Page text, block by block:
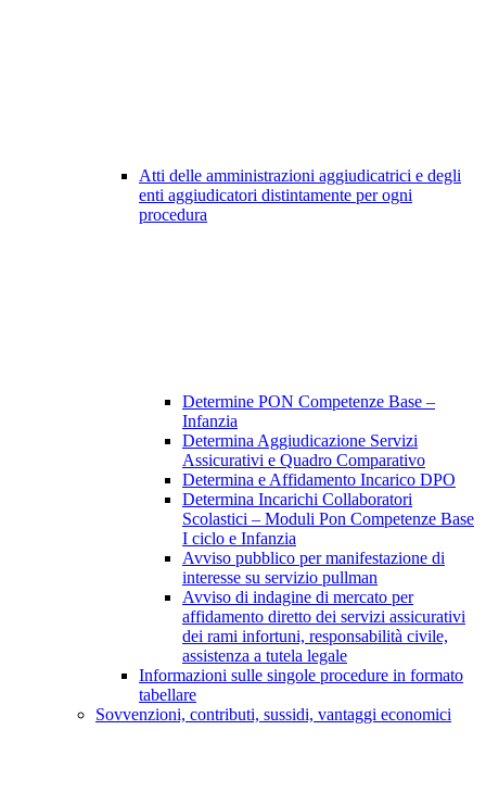
Atti delle amministrazioni aggiudicatrici e degli
enti aggiudicatori distintamente per ogni
procedura
Determine PON Competenze Base –
Infanzia
Determina Aggiudicazione Servizi
Assicurativi e Quadro Comparativo
Determina e Affidamento Incarico DPO
Determina Incarichi Collaboratori
Scolastici – Moduli Pon Competenze Base
I ciclo e Infanzia
Avviso pubblico per manifestazione di
interesse su servizio pullman
Avviso di indagine di mercato per
affidamento diretto dei servizi assicurativi
dei rami infortuni, responsabilità civile,
assistenza a tutela legale
Informazioni sulle singole procedure in formato
tabellare
Sovvenzioni, contributi, sussidi, vantaggi economici